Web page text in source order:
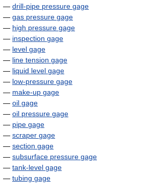
— drill-pipe pressure gage
— gas pressure gage
— high pressure gage
— inspection gage
— level gage
— line tension gage
— liquid level gage
— low-pressure gage
— make-up gage
— oil gage
— oil pressure gage
— pipe gage
— scraper gage
— section gage
— subsurface pressure gage
— tank-level gage
— tubing gage